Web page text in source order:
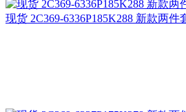
现货 2C369-6336P185K288 新款两